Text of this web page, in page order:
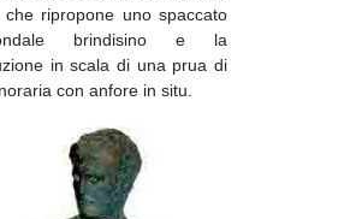
che ripropone uno spaccato
brindisino e la
in scala di una prua di
con anfore in situ.